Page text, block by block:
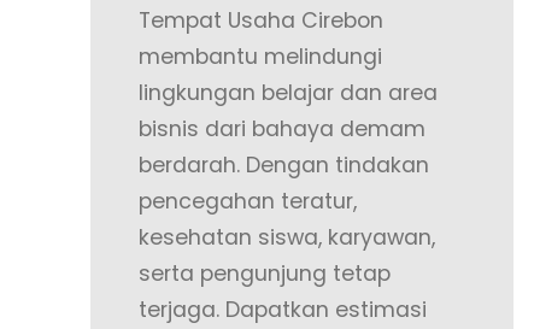
Tempat Usaha Cirebon
membantu melindungi
lingkungan belajar dan area
bisnis dari bahaya demam
berdarah. Dengan tindakan
pencegahan teratur,
kesehatan siswa, karyawan,
serta pengunjung tetap
terjaga. Dapatkan estimasi